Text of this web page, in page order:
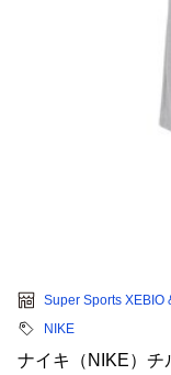
Super Sports XEBIO
NIKE
ナイキ（NIKE）チ